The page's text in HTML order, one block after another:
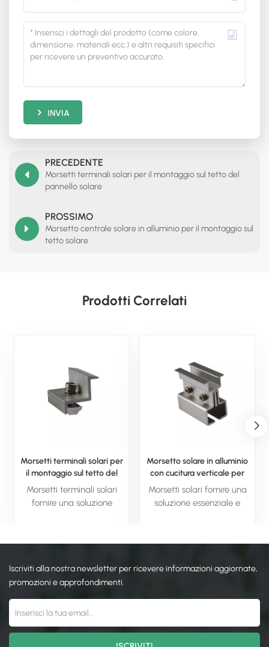
INVIA
PRECEDENTE
Morsetti terminali solari per il montaggio sul tetto del
pannello solare
PROSSIMO
Morsetto centrale solare in alluminio per il montaggio sul
tetto solare
Prodotti Correlati
Morsetti terminali solari per
il montaggio sul tetto del
pannello solare
Morsetti terminali solari
fornire una soluzione
posto. Con materiali
installazione e proprietà
resistenti agli agenti
garantiscono che il tuo
sicuro, stabile ed efficiente
Morsetto solare in alluminio
con cucitura verticale per
sistema solare
Morsetti solari fornire una
soluzione essenziale e
Con materiali durevoli,
proprietà resistenti agli
efficiente a lungo termine.
Iscriviti alla nostra newsletter per ricevere informazioni aggiornate,
promozioni e approfondimenti.